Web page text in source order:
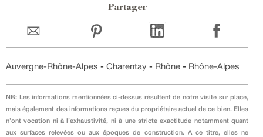
Partager
Auvergne-Rhône-Alpes - Charentay - Rhône - Rhône-Alpes
NB: Les informations mentionnées ci-dessus résultent de notre visite sur place,
mais également des informations reçues du propriétaire actuel de ce bien. Elles
n’ont vocation ni à l’exhaustivité, ni à une stricte exactitude notamment quant
aux surfaces relevées ou aux époques de construction. A ce titre, elles ne